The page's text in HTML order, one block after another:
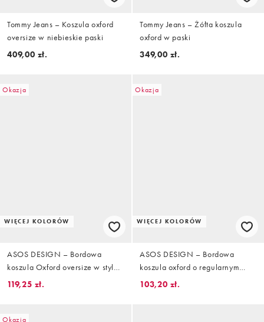
Tommy Jeans – Koszula oxford
oversize w niebieskie paski
409,00 zł.
Tommy Jeans – Żółta koszula
oxford w paski
349,00 zł.
Okazja
WIĘCEJ KOLORÓW
ASOS DESIGN – Bordowa
koszula Oxford oversize w stylu
lat 90.
119,25 zł.
Okazja
WIĘCEJ KOLORÓW
ASOS DESIGN – Bordowa
koszula oxford o regularnym
kroju
103,20 zł.
Okazja